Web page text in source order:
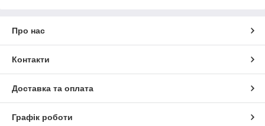
Про нас
Контакти
Доставка та оплата
Графік роботи